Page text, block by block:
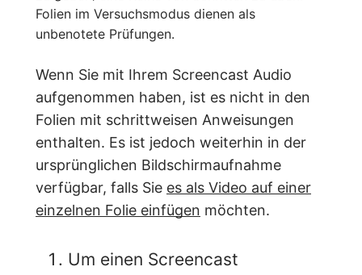
Folien im Versuchsmodus dienen als
unbenotete Prüfungen.
Wenn Sie mit Ihrem Screencast Audio
aufgenommen haben, ist es nicht in den
Folien mit schrittweisen Anweisungen
enthalten. Es ist jedoch weiterhin in der
ursprünglichen Bildschirmaufnahme
verfügbar, falls Sie es als Video auf einer
einzelnen Folie einfügen möchten.
Um einen Screencast